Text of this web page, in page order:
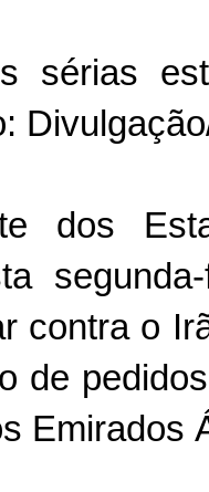
sérias
dos
contra o
de
Emirados